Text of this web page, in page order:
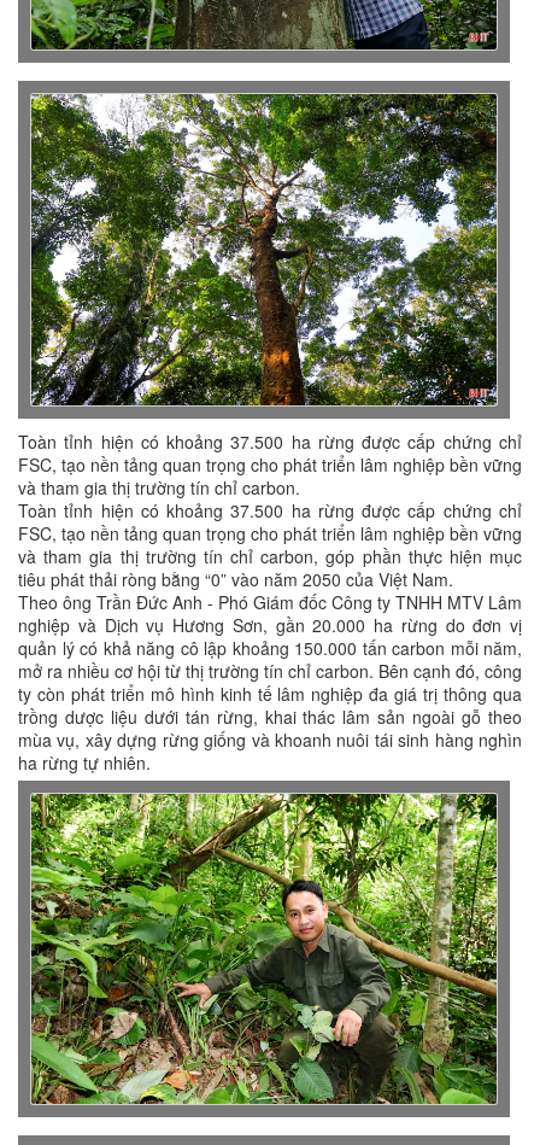
Toàn tỉnh hiện có khoảng 37.500 ha rừng được cấp chứng chỉ
FSC, tạo nền tảng quan trọng cho phát triển lâm nghiệp bền vững
và tham gia thị trường tín chỉ carbon.
Toàn tỉnh hiện có khoảng 37.500 ha rừng được cấp chứng chỉ
FSC, tạo nền tảng quan trọng cho phát triển lâm nghiệp bền vững
và tham gia thị trường tín chỉ carbon, góp phần thực hiện mục
tiêu phát thải ròng bằng “0” vào năm 2050 của Việt Nam.
Theo ông Trần Đức Anh - Phó Giám đốc Công ty TNHH MTV Lâm
nghiệp và Dịch vụ Hương Sơn, gần 20.000 ha rừng do đơn vị
quản lý có khả năng cô lập khoảng 150.000 tấn carbon mỗi năm,
mở ra nhiều cơ hội từ thị trường tín chỉ carbon. Bên cạnh đó, công
ty còn phát triển mô hình kinh tế lâm nghiệp đa giá trị thông qua
trồng dược liệu dưới tán rừng, khai thác lâm sản ngoài gỗ theo
mùa vụ, xây dựng rừng giống và khoanh nuôi tái sinh hàng nghìn
ha rừng tự nhiên.